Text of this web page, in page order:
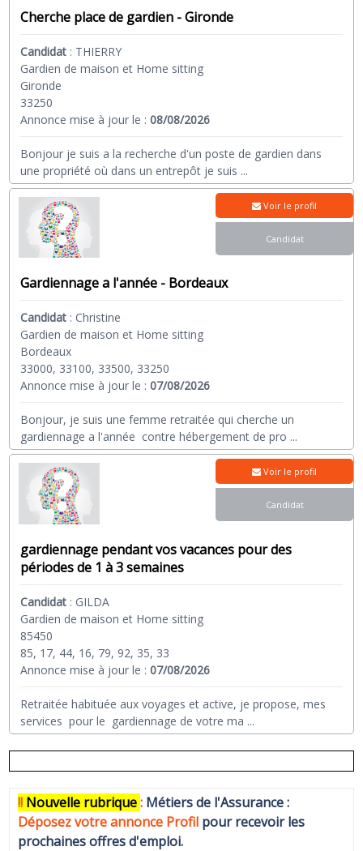
Cherche place de gardien - Gironde
Candidat : THIERRY
Gardien de maison et Home sitting
Gironde
33250
Annonce mise à jour le :08/08/2026
Bonjour je suis a la recherche d'un poste de gardien dans
une propriété où dans un entrepôt je suis ...
Gardiennage a l'année - Bordeaux
Candidat : Christine
Gardien de maison et Home sitting
Bordeaux
33000, 33100, 33500, 33250
Annonce mise à jour le :07/08/2026
Bonjour, je suis une femme retraitée qui cherche un
gardiennage a l'année contre hébergement de pro ...
Voir le profil
Candidat
gardiennage pendant vos vacances pour des
périodes de 1 à 3 semaines
Candidat : GILDA
Gardien de maison et Home sitting
85450
85, 17, 44, 16, 79, 92, 35, 33
Annonce mise à jour le :07/08/2026
Retraitée habituée aux voyages et active, je propose, mes
services pour le gardiennage de votre ma ...
Voir le profil
Candidat
!! Nouvelle rubrique: Métiers de l'Assurance :
Déposez votre annonce Profil pour recevoir les
prochaines offres d'emploi.